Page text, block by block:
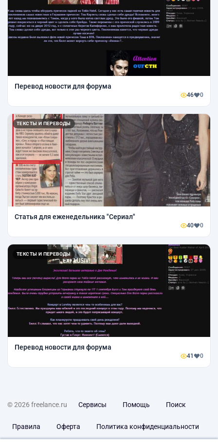
Перевод новости для форума
46 0
ТЕКСТЫ И ПЕРЕВОДЫ
Статья для еженедельника "Сериал"
40 0
ТЕКСТЫ И ПЕРЕВОДЫ
Перевод новости для форума
41 0
© 2026 freelance.ru Сервисы Помощь Поиск
Правила Оферта Политика конфиденциальности